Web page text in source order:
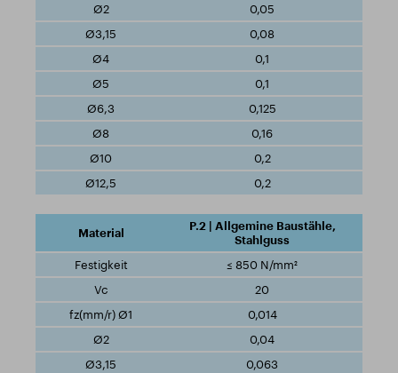
0,05
0,08
0,1
0,1
0,125
0,16
0,2
0,2
P.2 | Allgemine Baustähle,
Stahlguss
≤ 850 N/mm²
20
0,014
0,04
0,063